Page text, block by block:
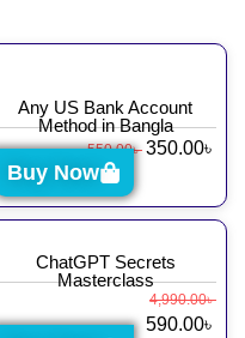
Any US Bank Account
Method in Bangla
550.00৳ 350.00৳
Buy Now
ChatGPT Secrets
Masterclass
4,990.00৳
590.00৳